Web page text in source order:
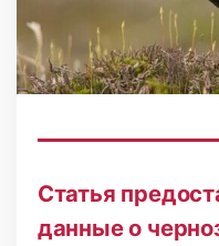
Статья
данные о